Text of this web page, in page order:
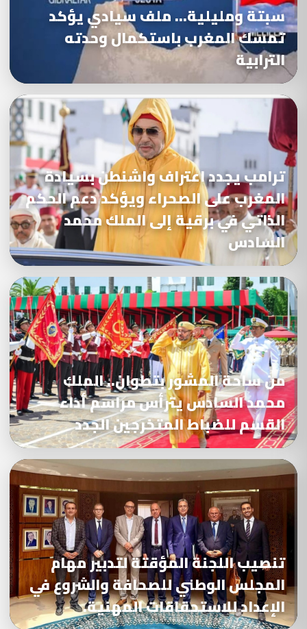
سبتة ومليلية… ملف سيادي يؤكد
تمسك المغرب باستكمال وحدته
الترابية
ترامب يجدد اعتراف واشنطن بسيادة
المغرب على الصحراء ويؤكد دعم الحكم
الذاتي في برقية إلى الملك محمد
السادس
من ساحة المشور بتطوان.. الملك
محمد السادس يترأس مراسم أداء
القسم للضباط المتخرجين الجدد
تنصيب اللجنة المؤقتة لتدبير مهام
المجلس الوطني للصحافة والشروع في
الإعداد للاستحقاقات المهنية.